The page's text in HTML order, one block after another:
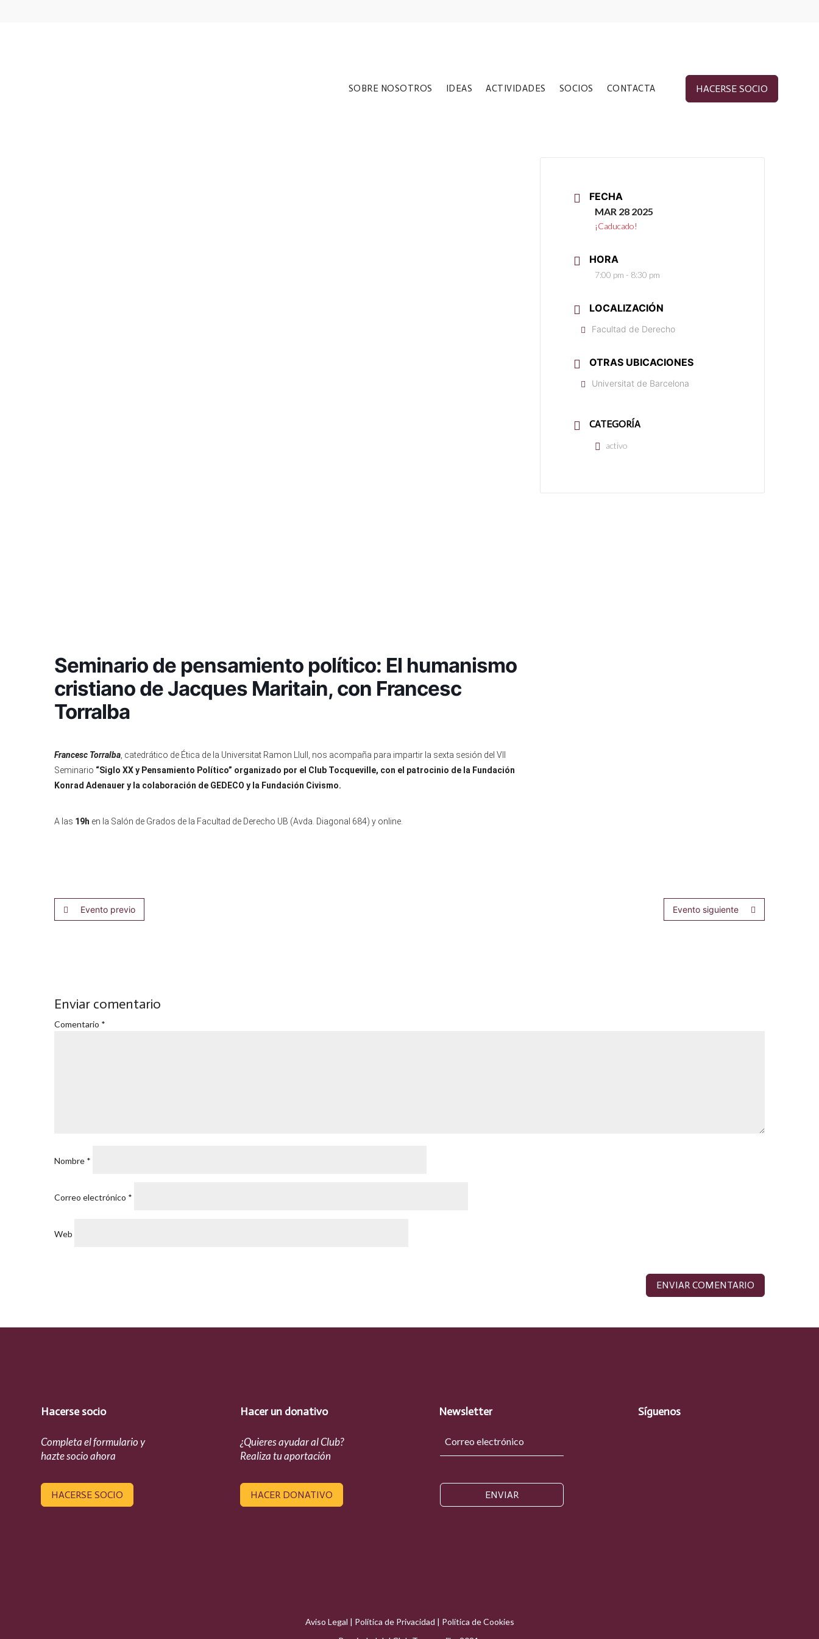
SOBRE NOSOTROS IDEAS ACTIVIDADES SOCIOS CONTACTA HACERSE SOCIO
Seminario de pensamiento político: El humanismo
cristiano de Jacques Maritain, con Francesc
Torralba
Francesc Torralba , catedrático de Ética de la Universitat Ramon Llull, nos acompaña para impartir la sexta sesión del VII
Seminario “Siglo XX y Pensamiento Político” organizado por el Club Tocqueville, con el patrocinio de la Fundación
Konrad Adenauer y la colaboración de GEDECO y la Fundación Civismo.
A las 19h en la Salón de Grados de la Facultad de Derecho UB (Avda. Diagonal 684) y online.
FECHA
MAR 28 2025
¡Caducado!
HORA
7:00 pm - 8:30 pm
LOCALIZACIÓN
Facultad de Derecho
OTRAS UBICACIONES
Universitat de Barcelona
CATEGORÍA
activo
Evento previo Evento siguiente
Enviar comentario
Comentario *
Nombre *
Correo electrónico *
Web
Hacerse socio
Completa el formulario y
hazte socio ahora
HACERSE SOCIO
Hacer un donativo
¿Quieres ayudar al Club?
Realiza tu aportación
HACER DONATIVO
Newsletter
ENVIAR
Síguenos
Aviso Legal | Política de Privacidad | Política de Cookies